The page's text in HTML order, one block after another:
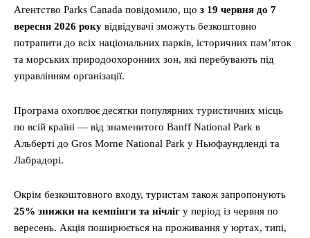
Агентство Parks Canada повідомило, що з 19 червня до 7
вересня 2026 року відвідувачі зможуть безкоштовно
потрапити до всіх національних парків, історичних пам’яток
та морських природоохоронних зон, які перебувають під
управлінням організації.
Програма охоплює десятки популярних туристичних місць
по всій країні — від знаменитого Banff National Park в
Альберті до Gros Morne National Park у Ньюфаундленді та
Лабрадорі.
Окрім безкоштовного входу, туристам також запропонують
25% знижки на кемпінги та нічліг у період із червня по
вересень. Акція поширюється на проживання у юртах, типі,